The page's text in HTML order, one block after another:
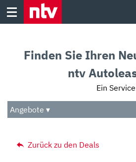
Skip
Audio
Das Beste
Finden Sie Ihren
ntv
Ein
Angebote ▾
Zurück zu den Deals